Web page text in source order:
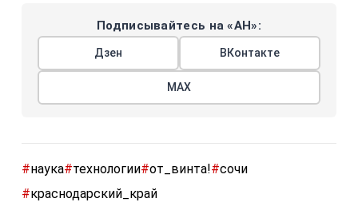
Подписывайтесь на «АН»:
Дзен ВКонтакте
МАХ
#наука#технологии#от_винта!#сочи
#краснодарский_край